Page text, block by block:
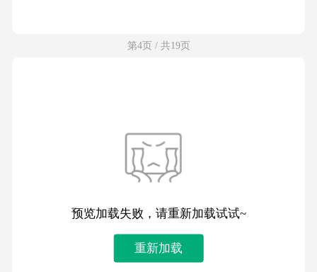
第4页 / 共19页
预览加载失败，请重新加载试试~
重新加载